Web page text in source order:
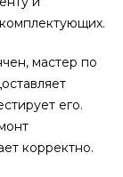
мастер по
его.
корректно.